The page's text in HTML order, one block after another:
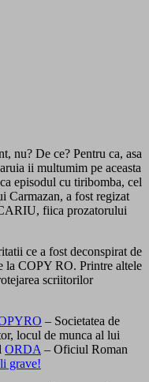
nu? De ce? Pentru ca, asa
ii multumim pe aceasta
episodul cu tiribomba, cel
Carmazan, a fost regizat
fiica prozatorului
ce a fost deconspirat de
la COPY RO. Printre altele
scriitorilor
– Societatea de
locul de munca al lui
ORDA – Oficiul Roman
grave!